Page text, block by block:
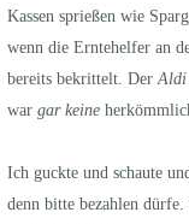
Kassen sprießen wie
wenn die Erntehelfer an
bereits bekrittelt. Der
wargar keine
Ich guckte und schaute
denn bitte bezahlen